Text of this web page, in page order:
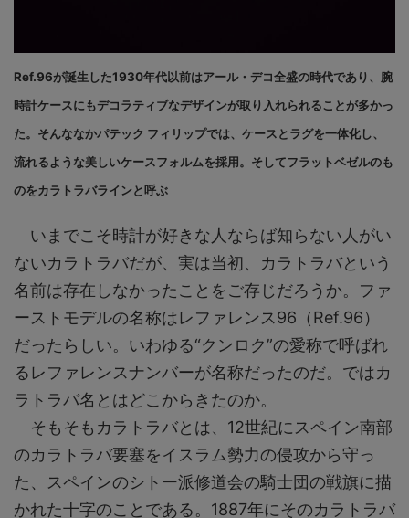
Ref.96が誕生した1930年代以前はアール・デコ全盛の時代であり、腕
時計ケースにもデコラティブなデザインが取り入れられることが多かっ
た。そんななかパテック フィリップでは、ケースとラグを一体化し、
流れるような美しいケースフォルムを採用。そしてフラットベゼルのも
のをカラトラバラインと呼ぶ
いまでこそ時計が好きな人ならば知らない人がい
ないカラトラバだが、実は当初、カラトラバという
名前は存在しなかったことをご存じだろうか。ファ
ーストモデルの名称はレファレンス96（Ref.96）
だったらしい。いわゆる“クンロク”の愛称で呼ばれ
るレファレンスナンバーが名称だったのだ。ではカ
ラトラバ名とはどこからきたのか。
そもそもカラトラバとは、12世紀にスペイン南部
のカラトラバ要塞をイスラム勢力の侵攻から守っ
た、スペインのシトー派修道会の騎士団の戦旗に描
かれた十字のことである。1887年にそのカラトラバ